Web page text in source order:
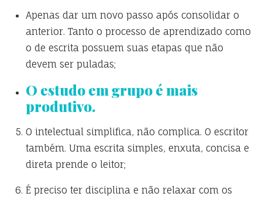
Apenas dar um novo passo após consolidar o
anterior. Tanto o processo de aprendizado como
o de escrita possuem suas etapas que não
devem ser puladas;
O estudo em grupo é mais
produtivo.
O intelectual simplifica, não complica. O escritor
também. Uma escrita simples, enxuta, concisa e
direta prende o leitor;
É preciso ter disciplina e não relaxar com os